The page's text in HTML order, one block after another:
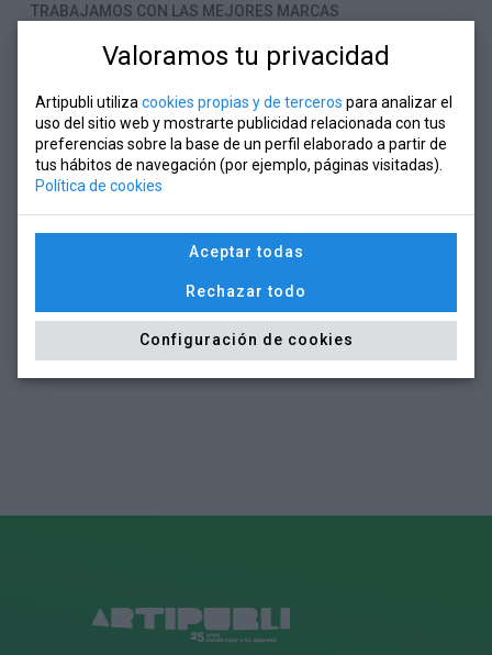
TRABAJAMOS CON LAS MEJORES MARCAS
Comprometidos con
la calidad
EnArtipubli te garantizamos los mejores
resultados, gracias a que sólo trabajamos con los
mejores proveedores.
Valoramos tu privacidad
Artipubli utiliza cookies propias y de terceros para analizar el
uso del sitio web y mostrarte publicidad relacionada con tus
preferencias sobre la base de un perfil elaborado a partir de
tus hábitos de navegación (por ejemplo, páginas visitadas).
Política de cookies
Aceptar todas
Rechazar todo
Configuración de cookies